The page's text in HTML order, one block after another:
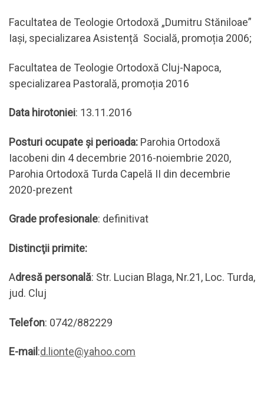
Facultatea de Teologie Ortodoxă „Dumitru Stăniloae”
Iași, specializarea Asistență Socială, promoția 2006;
Facultatea de Teologie Ortodoxă Cluj-Napoca,
specializarea Pastorală, promoția 2016
Data hirotoniei: 13.11.2016
Posturi ocupate și perioada: Parohia Ortodoxă
Iacobeni din 4 decembrie 2016-noiembrie 2020,
Parohia Ortodoxă Turda Capelă II din decembrie
2020-prezent
Grade profesionale: definitivat
Distincţii primite:
Adresă personală: Str. Lucian Blaga, Nr.21, Loc. Turda,
jud. Cluj
Telefon: 0742/882229
E-mail :d.lionte@yahoo.com